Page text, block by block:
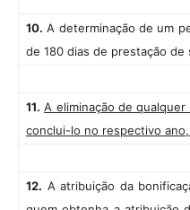
10. A determinação de um
de 180 dias de prestação
11. A eliminação de
conclui-lo no respectivo
12. A atribuição da